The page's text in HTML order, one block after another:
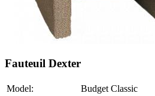
Fauteuil Dexter
Model:
Budget Classic